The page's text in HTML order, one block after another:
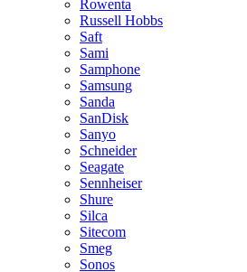
Rowenta
Russell Hobbs
Saft
Sami
Samphone
Samsung
Sanda
SanDisk
Sanyo
Schneider
Seagate
Sennheiser
Shure
Silca
Sitecom
Smeg
Sonos